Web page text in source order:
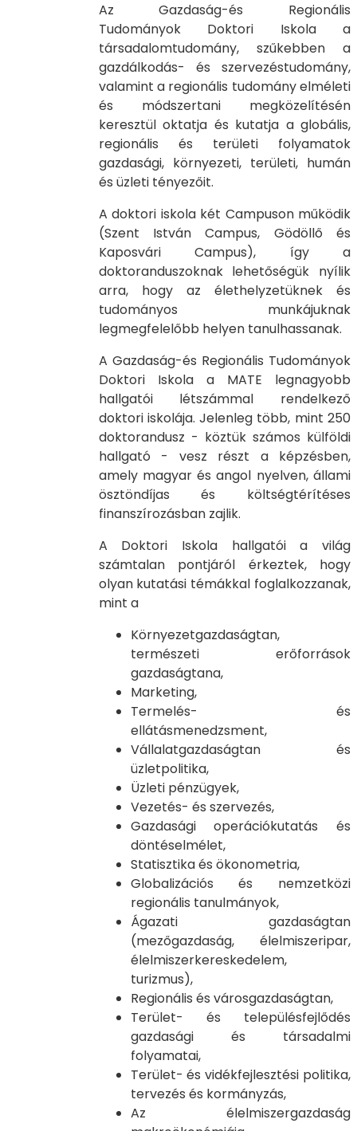
Az Gazdaság-és Regionális
Tudományok Doktori Iskola a
társadalomtudomány, szűkebben a
gazdálkodás- és szervezéstudomány,
valamint a regionális tudomány elméleti
és módszertani megközelítésén
keresztül oktatja és kutatja a globális,
regionális és területi folyamatok
gazdasági, környezeti, területi, humán
és üzleti tényezőit.
A doktori iskola két Campuson működik
(Szent István Campus, Gödöllő és
Kaposvári Campus), így a
doktoranduszoknak lehetőségük nyílik
arra, hogy az élethelyzetüknek és
tudományos munkájuknak
legmegfelelőbb helyen tanulhassanak.
A Gazdaság-és Regionális Tudományok
Doktori Iskola a MATE legnagyobb
hallgatói létszámmal rendelkező
doktori iskolája. Jelenleg több, mint 250
doktorandusz - köztük számos külföldi
hallgató - vesz részt a képzésben,
amely magyar és angol nyelven, állami
ösztöndíjas és költségtérítéses
finanszírozásban zajlik.
A Doktori Iskola hallgatói a világ
számtalan pontjáról érkeztek, hogy
olyan kutatási témákkal foglalkozzanak,
mint a
Környezetgazdaságtan,
természeti erőforrások
gazdaságtana,
Marketing,
Termelés- és
ellátásmenedzsment,
Vállalatgazdaságtan és
üzletpolitika,
Üzleti pénzügyek,
Vezetés- és szervezés,
Gazdasági operációkutatás és
döntéselmélet,
Statisztika és ökonometria,
Globalizációs és nemzetközi
regionális tanulmányok,
Ágazati gazdaságtan
(mezőgazdaság, élelmiszeripar,
élelmiszerkereskedelem,
turizmus),
Regionális és városgazdaságtan,
Terület- és településfejlődés
gazdasági és társadalmi
folyamatai,
Terület- és vidékfejlesztési politika,
tervezés és kormányzás,
Az élelmiszergazdaság